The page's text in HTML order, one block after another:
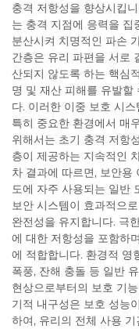
충격 저항성을 향상시킵
는 충격 지점에 응력을 집
분산시켜 치명적인 파손
간층은 유리 파편을 서로
산되지 않도록 하는 핵심
명 및 재산 피해를 유발할
다. 이러한 이중 보호 시
특히 중요한 환경에서 매
위해서는 초기 충격 저항
층이 제공하는 지속적인
차 결과에 따르면, 보안용
도에 자주 사용되는 일반
보안 시스템이 효과적으
완전성을 유지합니다. 극
에 대한 저항성을 포함하
에 적합합니다. 환경적 영
폭풍, 잔해 충돌 등 일반
현상으로부터의 보호 기
기적 내구성은 보호 성능
하여, 유리의 전체 사용